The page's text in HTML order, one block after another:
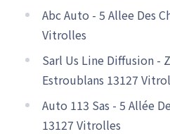
Abc Auto - 5 Allee Des
Vitrolles
Sarl Us Line Diffusion -
Estroublans 13127
Auto 113 Sas - 5 Allée
13127 Vitrolles